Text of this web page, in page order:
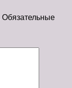
Обязательные